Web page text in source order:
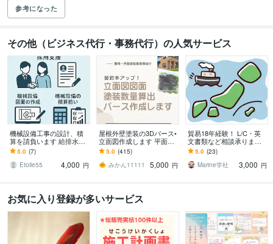
参考になった
その他（ビジネス代行・事務代行）の人気サービス
機械設備工事の設計、積
算を請負います 給排水、
空調設備の設計や積算業
務を請負います
5.0 (7)
Etoile55
4,000 円
屋根外壁塗装の3Dパース•
立面図作成します 平面図
から！パース作成、建築
数量算出！6点セット
5.0 (415)
みかん11111
5,000 円
貿易18年経験！ L/C・英
文書類など相談承ります
～初めてでも安心、輸出
現場で培った知識で全般
サポート～
5.0 (23)
Marine学社
3,000 円
お気に入り登録が多いサービス